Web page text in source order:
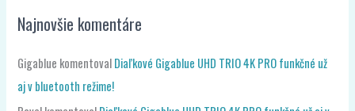
Najnovšie komentáre
Gigablue komentovalDiaľkové Gigablue UHD TRIO 4K PRO funkčné už
aj v bluetooth režime!